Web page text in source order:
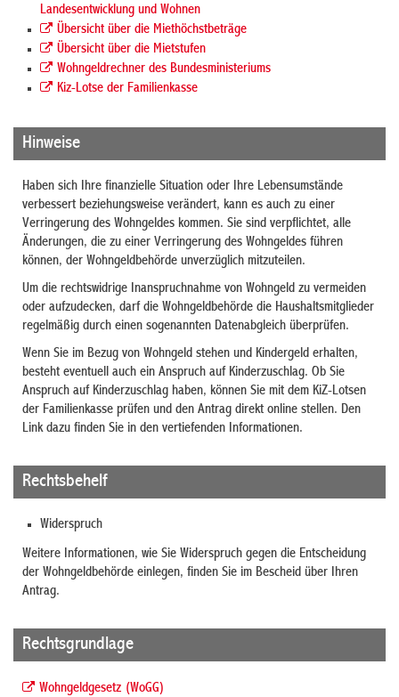
Landesentwicklung und Wohnen
Übersicht über die Miethöchstbeträge
Übersicht über die Mietstufen
Wohngeldrechner des Bundesministeriums
Kiz-Lotse der Familienkasse
Hinweise
Haben sich Ihre finanzielle Situation oder Ihre Lebensumstände
verbessert beziehungsweise verändert, kann es auch zu einer
Verringerung des Wohngeldes kommen. Sie sind verpflichtet, alle
Änderungen, die zu einer Verringerung des Wohngeldes führen
können, der Wohngeldbehörde unverzüglich mitzuteilen.
Um die rechtswidrige Inanspruchnahme von Wohngeld zu vermeiden
oder aufzudecken, darf die Wohngeldbehörde die Haushaltsmitglieder
regelmäßig durch einen sogenannten Datenabgleich überprüfen.
Wenn Sie im Bezug von Wohngeld stehen und Kindergeld erhalten,
besteht eventuell auch ein Anspruch auf Kinderzuschlag. Ob Sie
Anspruch auf Kinderzuschlag haben, können Sie mit dem KiZ-Lotsen
der Familienkasse prüfen und den Antrag direkt online stellen. Den
Link dazu finden Sie in den vertiefenden Informationen.
Rechtsbehelf
Widerspruch
Weitere Informationen, wie Sie Widerspruch gegen die Entscheidung
der Wohngeldbehörde einlegen, finden Sie im Bescheid über Ihren
Antrag.
Rechtsgrundlage
Wohngeldgesetz (WoGG)